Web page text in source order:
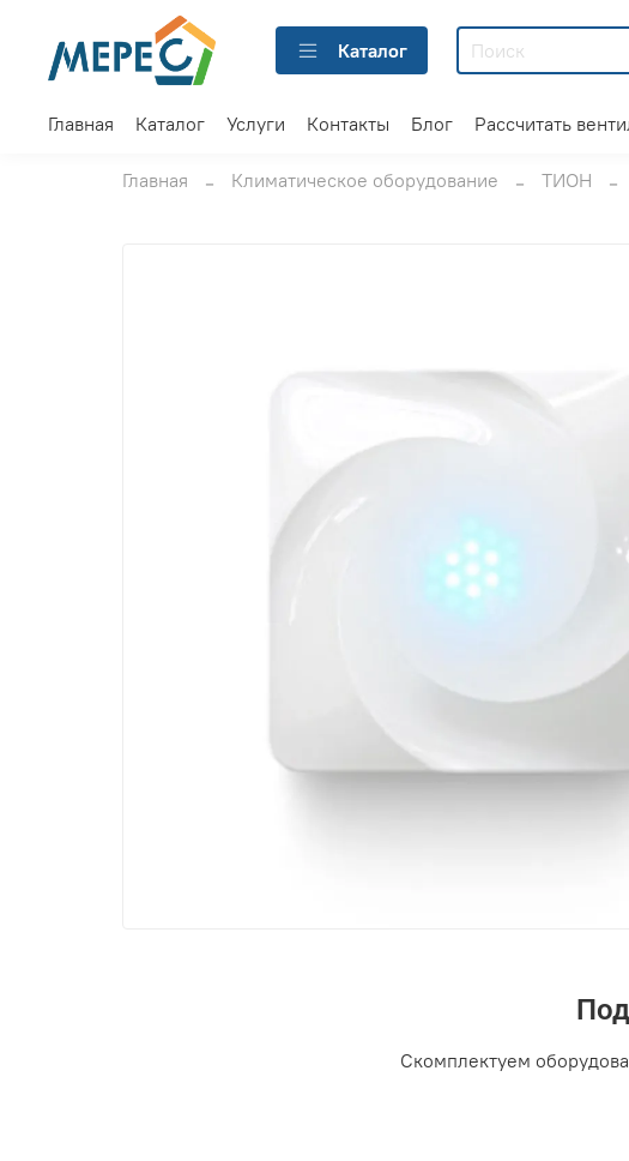
Каталог
Главная Каталог Услуги Контакты Блог Рассчитать
Главная Климатическое оборудование ТИОН
Скомплектуем